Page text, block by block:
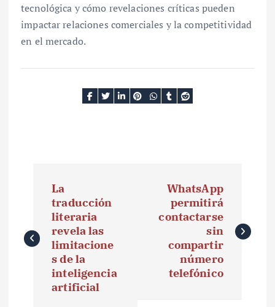
tecnológica y cómo revelaciones críticas pueden
impactar relaciones comerciales y la competitividad
en el mercado.
v
e
La
traducción
literaria
revela las
limitacione
s de la
inteligencia
artificial
WhatsApp
permitirá
contactarse
sin
compartir
número
telefónico